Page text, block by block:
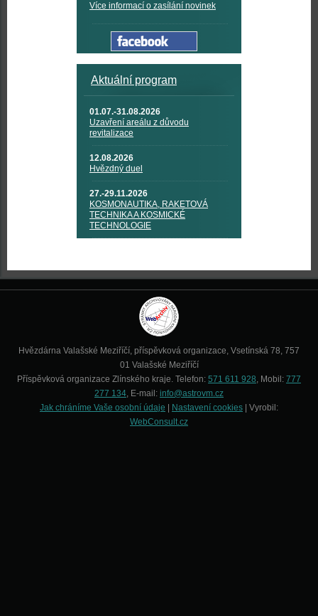
Více informací o zasílání novinek
Aktuální program
01.07.-31.08.2026
Uzavření areálu z důvodu
revitalizace
12.08.2026
Hvězdný duel
27.-29.11.2026
KOSMONAUTIKA, RAKETOVÁ
TECHNIKA A KOSMICKÉ
TECHNOLOGIE
Hvězdárna Valašské Meziříčí, příspěvková organizace, Vsetínská 78, 757
01 Valašské Meziříčí
Příspěvková organizace Zlínského kraje. Telefon: 571 611 928, Mobil: 777
277 134, E-mail: info@astrovm.cz
Jak chráníme Vaše osobní údaje
Nastavení cookies | Vyrobil:
WebConsult.cz